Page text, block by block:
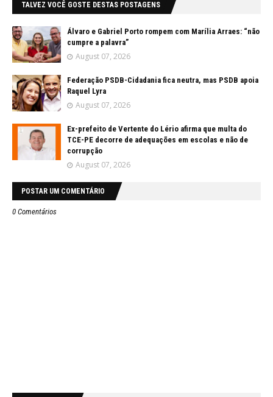
TALVEZ VOCÊ GOSTE DESTAS POSTAGENS
Álvaro e Gabriel Porto rompem com Marília Arraes: “não
cumpre a palavra”
August 07, 2026
Federação PSDB-Cidadania fica neutra, mas PSDB apoia
Raquel Lyra
August 07, 2026
Ex-prefeito de Vertente do Lério afirma que multa do
TCE-PE decorre de adequações em escolas e não de
corrupção
August 07, 2026
POSTAR UM COMENTÁRIO
0 Comentários